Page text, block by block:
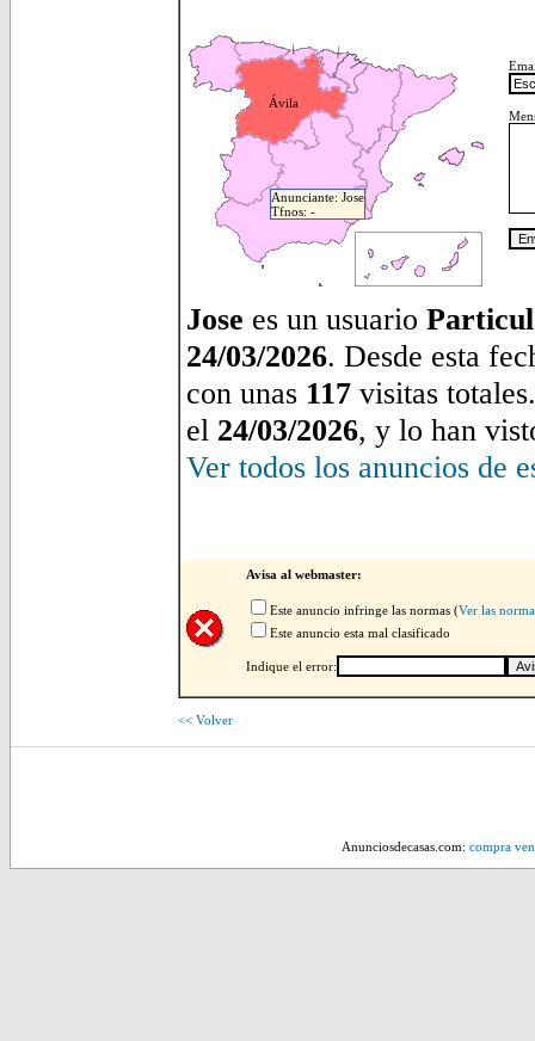
Ávila
Anunciante: Jose
Tfnos: -
Jose es un usuario
24/03/2026. Desde esta
con unas 117 visitas
el 24/03/2026, y lo han
Ver todos los anuncios de
Avisa al webmaster:
Este anuncio infringe las normas (Ver las
Este anuncio esta mal clasificado
Indique el error:
<< Volver
Anunciosdecasas.com: compra